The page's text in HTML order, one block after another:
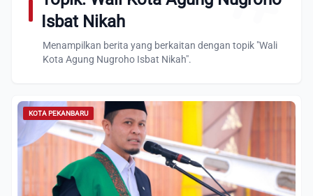
Isbat Nikah
Menampilkan berita yang berkaitan dengan topik "Wali
Kota Agung Nugroho Isbat Nikah".
KOTA PEKANBARU